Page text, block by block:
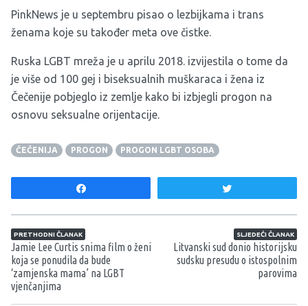
PinkNews je u septembru pisao o lezbijkama i trans
ženama koje su također meta ove čistke.
Ruska LGBT mreža je u aprilu 2018. izvijestila o tome da
je više od 100 gej i biseksualnih muškaraca i žena iz
Čečenije pobjeglo iz zemlje kako bi izbjegli progon na
osnovu seksualne orijentacije.
ČEČENIJA PROGON PROGON LGBT OSOBA
Navigacija članaka
PRETHODNI ČLANAK
Jamie Lee Curtis snima film o ženi
koja se ponudila da bude
‘zamjenska mama’ na LGBT
vjenčanjima
SLJEDEĆI ČLANAK
Litvanski sud donio historijsku
sudsku presudu o istospolnim
parovima